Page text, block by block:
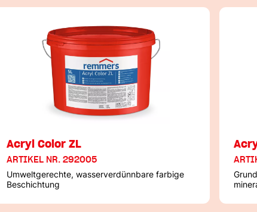
Acryl Color ZL
ARTIKEL NR. 292005
Umweltgerechte, wasserverdünnbare farbige
Beschichtung